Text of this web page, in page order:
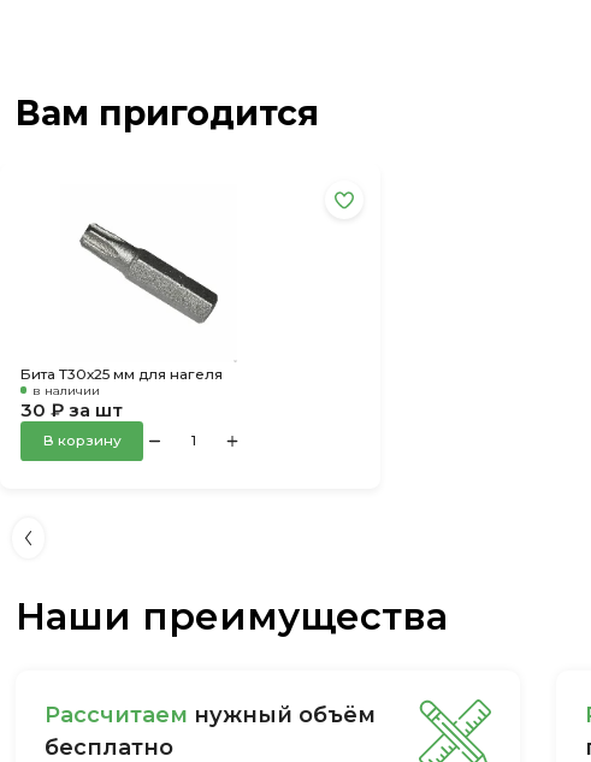
Вам пригодится
Бита Т30х25 мм для нагеля
в наличии
30 ₽ за шт
В корзину
Наши преимущества
Рассчитаем нужный объём
бесплатно